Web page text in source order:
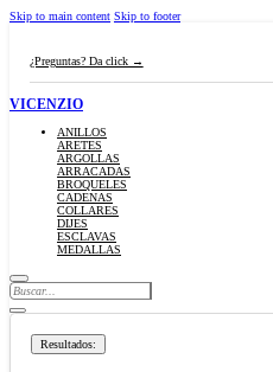
Skip to main content Skip to footer
¿Preguntas? Da click →
VICENZIO
ANILLOS
ARETES
ARGOLLAS
ARRACADAS
BROQUELES
CADENAS
COLLARES
DIJES
ESCLAVAS
MEDALLAS
Search
...
Resultados: